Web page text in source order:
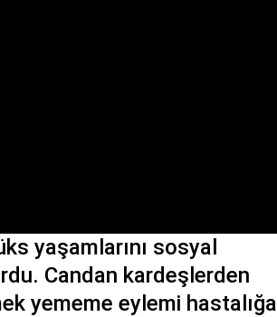
yaşamlarını sosyal
Candan kardeşlerden
yememe eylemi hastalığa